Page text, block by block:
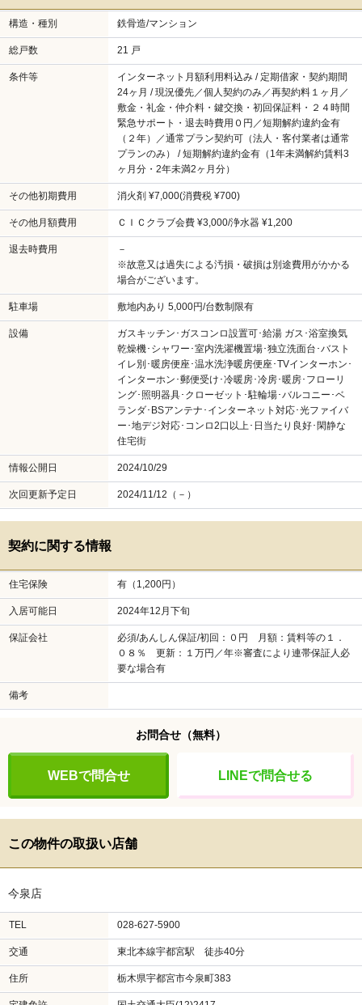
構造・種別 鉄骨造/マンション
総戸数 21 戸
条件等
インターネット月額利用料込み / 定期借家・契約期間
24ヶ月 / 現況優先／個人契約のみ／再契約料１ヶ月／
敷金・礼金・仲介料・鍵交換・初回保証料・２４時間
緊急サポート・退去時費用０円／短期解約違約金有
（２年）／通常プラン契約可（法人・客付業者は通常
プランのみ） / 短期解約違約金有（1年未満解約賃料3
ヶ月分・2年未満2ヶ月分）
その他初期費用 消火剤 ¥7,000(消費税 ¥700)
その他月額費用 ＣＩＣクラブ会費 ¥3,000/浄水器 ¥1,200
退去時費用
－
※故意又は過失による汚損・破損は別途費用がかかる
場合がございます。
駐車場 敷地内あり 5,000円/台数制限有
設備
ガスキッチン･ガスコンロ設置可･給湯 ガス･浴室換気
乾燥機･シャワー･室内洗濯機置場･独立洗面台･バスト
イレ別･暖房便座･温水洗浄暖房便座･TVインターホン･
インターホン･郵便受け･冷暖房･冷房･暖房･フローリ
ング･照明器具･クローゼット･駐輪場･バルコニー･ベ
ランダ･BSアンテナ･インターネット対応･光ファイバ
ー･地デジ対応･コンロ2口以上･日当たり良好･閑静な
住宅街
情報公開日 2024/10/29
次回更新予定日 2024/11/12（－）
契約に関する情報
住宅保険 有（1,200円）
入居可能日 2024年12月下旬
保証会社
必須/あんしん保証/初回：０円 月額：賃料等の１．
０８％ 更新：１万円／年※審査により連帯保証人必
要な場合有
備考
お問合せ （無料）
WEBで問合せ LINEで問合せる
この物件の取扱い店舗
今泉店
TEL 028-627-5900
交通 東北本線宇都宮駅 徒歩40分
住所 栃木県宇都宮市今泉町383